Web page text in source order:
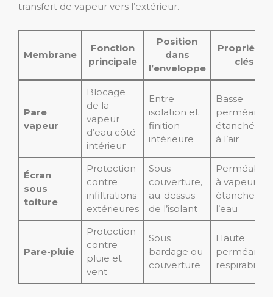
transfert de vapeur vers l’extérieur.
Membrane
Fonction
principale
Position
dans
l’enveloppe
Propriétés
clés
Pare
vapeur
Blocage
de la
vapeur
d’eau côté
intérieur
Entre
isolation et
finition
intérieure
Basse
perméance,
étanchéité
à l’air
Écran
sous
toiture
Protection
contre
infiltrations
extérieures
Sous
couverture,
au-dessus
de l’isolant
Perméable
à vapeur,
étanche à
l’eau
Pare-pluie
Protection
contre
pluie et
vent
Sous
bardage ou
couverture
Haute
perméance,
respirabilité